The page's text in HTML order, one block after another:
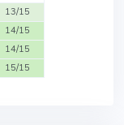
13/15
14/15
14/15
15/15